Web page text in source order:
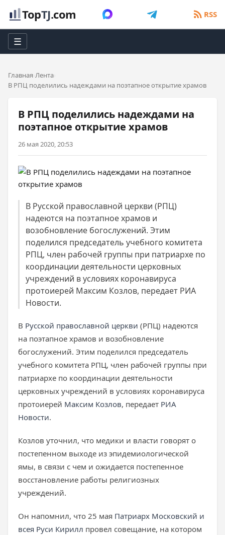
TopTJ.com RSS
☰
Главная Лента
В РПЦ поделились надеждами на поэтапное открытие храмов
В РПЦ поделились надеждами на
поэтапное открытие храмов
26 мая 2020, 20:53
В Русской православной церкви (РПЦ)
надеются на поэтапное храмов и
возобновление богослужений. Этим
поделился председатель учебного комитета
РПЦ, член рабочей группы при патриархе по
координации деятельности церковных
учреждений в условиях коронавируса
протоиерей Максим Козлов, передает РИА
Новости.
В Русской православной церкви (РПЦ) надеются
на поэтапное храмов и возобновление
богослужений. Этим поделился председатель
учебного комитета РПЦ, член рабочей группы при
патриархе по координации деятельности
церковных учреждений в условиях коронавируса
протоиерей Максим Козлов, передает РИА
Новости.
Козлов уточнил, что медики и власти говорят о
постепенном выходе из эпидемиологической
ямы, в связи с чем и ожидается постепенное
восстановление работы религиозных
учреждений.
Он напомнил, что 25 мая Патриарх Московский и
всея Руси Кирилл провел совещание, на котором